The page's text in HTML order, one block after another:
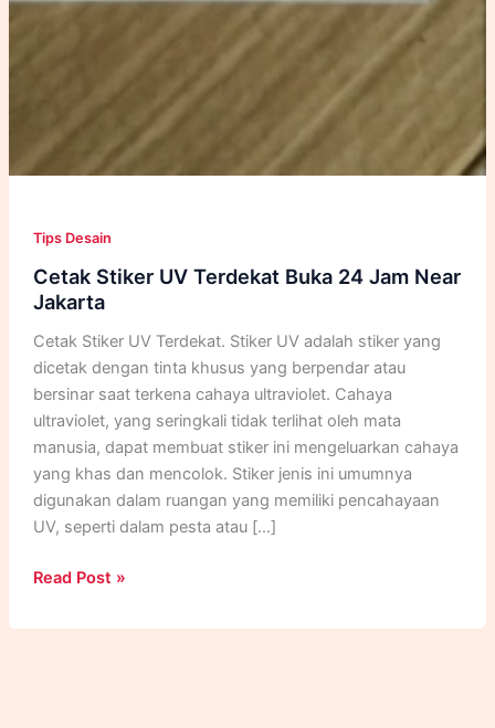
Tips Desain
Cetak Stiker UV Terdekat Buka 24 Jam Near
Jakarta
Cetak Stiker UV Terdekat. Stiker UV adalah stiker yang
dicetak dengan tinta khusus yang berpendar atau
bersinar saat terkena cahaya ultraviolet. Cahaya
ultraviolet, yang seringkali tidak terlihat oleh mata
manusia, dapat membuat stiker ini mengeluarkan cahaya
yang khas dan mencolok. Stiker jenis ini umumnya
digunakan dalam ruangan yang memiliki pencahayaan
UV, seperti dalam pesta atau […]
Cetak
UV
Read Post »